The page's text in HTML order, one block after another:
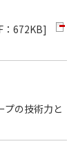
：672KB]
プの技術力と